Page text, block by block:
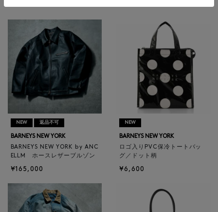
NEW 返品不可
BARNEYS NEW YORK
BARNEYS NEW YORK by ANC
ELLM ホースレザーブルゾン
¥165,000
NEW
BARNEYS NEW YORK
ロゴ入りPVC保冷トートバッ
グ／ドット柄
¥6,600